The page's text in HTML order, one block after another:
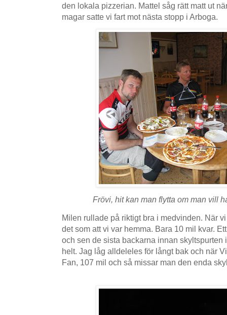
den lokala pizzerian. Mattel såg rätt matt ut
magar satte vi fart mot nästa stopp i Arboga.
Frövi, hit kan man flytta om man vill
Milen rullade på riktigt bra i medvinden. När
det som att vi var hemma. Bara 10 mil kvar.
och sen de sista backarna innan skyltspurten
helt. Jag låg alldeleles för långt bak och när
Fan, 107 mil och så missar man den enda